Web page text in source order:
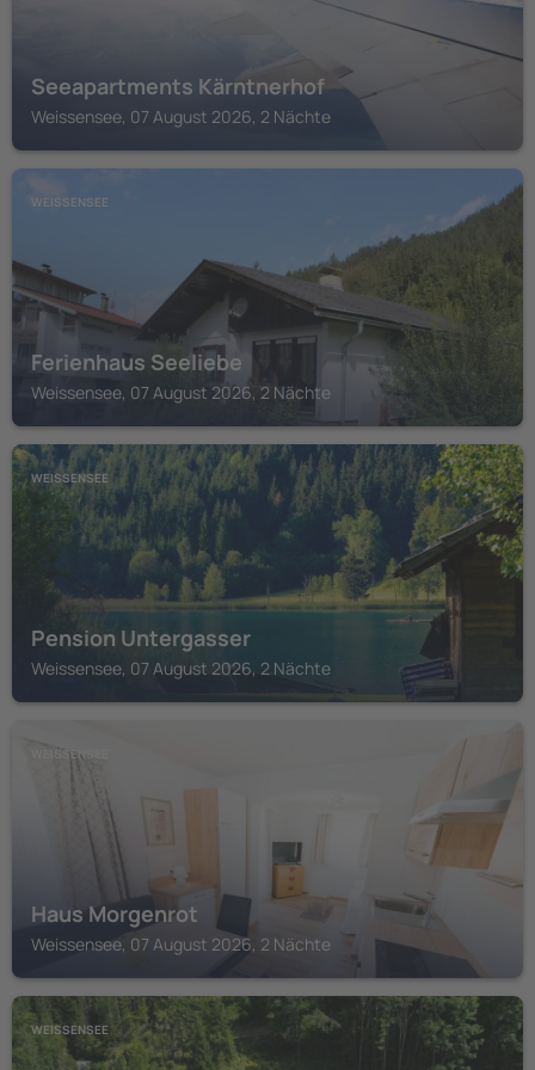
Seeapartments Kärntnerhof
Weissensee, 07 August 2026, 2 Nächte
WEISSENSEE
Ferienhaus Seeliebe
Weissensee, 07 August 2026, 2 Nächte
WEISSENSEE
Pension Untergasser
Weissensee, 07 August 2026, 2 Nächte
WEISSENSEE
Haus Morgenrot
Weissensee, 07 August 2026, 2 Nächte
WEISSENSEE